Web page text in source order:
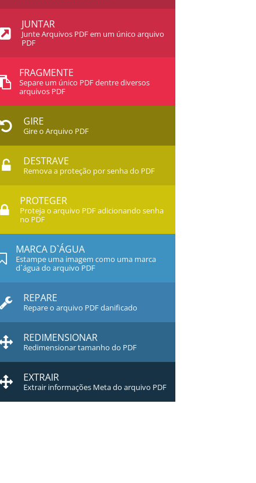
JUNTAR
Junte Arquivos PDF em um único arquivo
PDF
FRAGMENTE
Separe um único PDF dentre diversos
arquivos PDF
GIRE
Gire o Arquivo PDF
DESTRAVE
Remova a proteção por senha do PDF
PROTEGER
Proteja o arquivo PDF adicionando senha
no PDF
MARCA D`ÁGUA
Estampe uma imagem como uma marca
d`água do arquivo PDF
REPARE
Repare o arquivo PDF danificado
REDIMENSIONAR
Redimensionar tamanho do PDF
EXTRAIR
Extrair informações Meta do arquivo PDF